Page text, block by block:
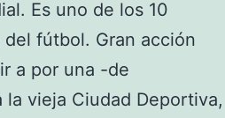
Es uno de los 10
fútbol. Gran acción
a por una -de
vieja Ciudad Deportiva,